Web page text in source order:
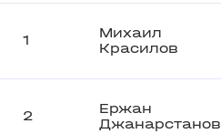
1
Михаил
Красилов
2
Ержан
Джанарстанов